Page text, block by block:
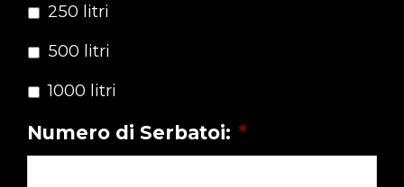
250 litri
500 litri
1000 litri
Numero di Serbatoi: *